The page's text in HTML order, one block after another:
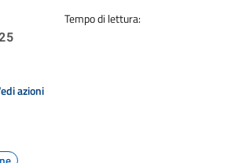
Tempo di lettura:
azioni